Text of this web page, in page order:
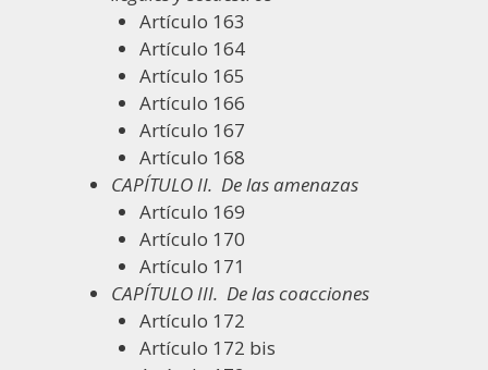
Artículo 163
Artículo 164
Artículo 165
Artículo 166
Artículo 167
Artículo 168
CAPÍTULO II. De las amenazas
Artículo 169
Artículo 170
Artículo 171
CAPÍTULO III. De las coacciones
Artículo 172
Artículo 172 bis